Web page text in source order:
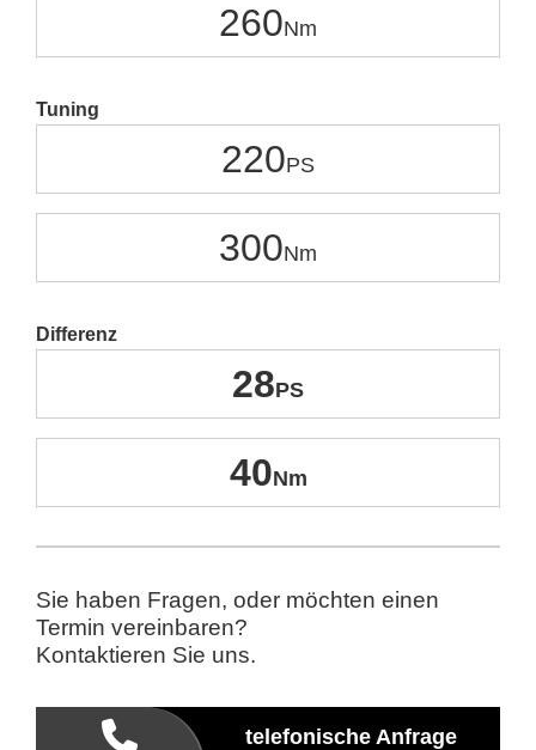
260
Tuning
220
300
Differenz
28
40
Sie haben Fragen, oder möchten einen
Termin vereinbaren?
Kontaktieren Sie uns.
telefonische Anfrage